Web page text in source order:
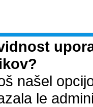
našel
le